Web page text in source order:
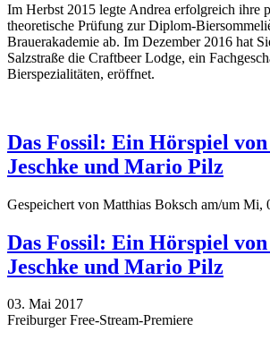
Im Herbst 2015 legte Andrea erfolgreich ihre
theoretische Prüfung zur Diplom-
Brauerakademie ab. Im Dezember 2016 hat
Salzstraße die Craftbeer Lodge, ein
Bierspezialitäten, eröffnet.
Das Fossil: Ein Hörspiel
Jeschke und Mario Pilz
Gespeichert von Matthias Boksch am/um Mi,
Das Fossil: Ein Hörspiel
Jeschke und Mario Pilz
03. Mai 2017
Freiburger Free-Stream-Premiere